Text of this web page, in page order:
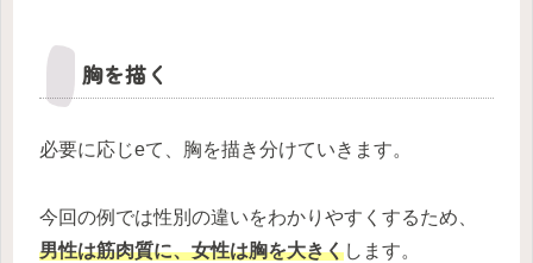
胸を描く
必要に応じeて、胸を描き分けていきます。
今回の例では性別の違いをわかりやすくするため、
男性は筋肉質に、女性は胸を大きくします。